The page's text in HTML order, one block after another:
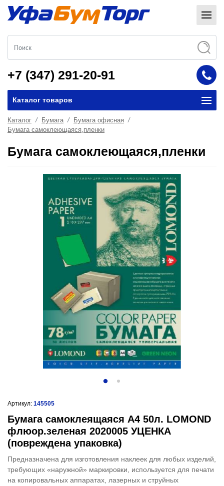
+7 (347) 291-20-91
Каталог товаров
Каталог Бумага
Бумага офисная
Бумага самоклеющаяся,пленки
Бумага самоклеющаяся,пленки
Артикул: 145505
Бумага самоклеящаяся А4 50л. LOMOND
флюор.зеленая 2020005 УЦЕНКА
(повреждена упаковка)
Предназначена для изготовления наклеек для любых изделий,
требующих «наружной» маркировки, используется для печати
на копировальных аппаратах, лазерных и струйных